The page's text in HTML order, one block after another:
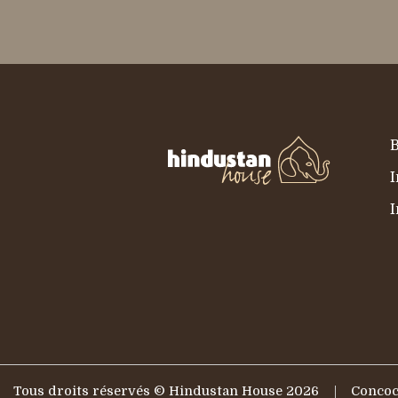
Tous droits réservés © Hindustan House 2026